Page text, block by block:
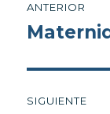
de
ANTERIOR
Entrada
SIGUIENTE